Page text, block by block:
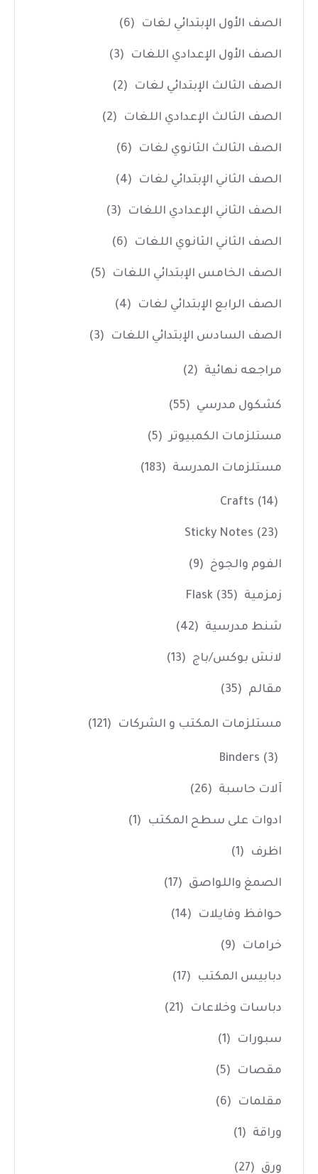
الصف الأول الإبتدائي لغات (6)
الصف الأول الإعدادي اللغات (3)
الصف الثالث الإبتدائي لغات (2)
الصف الثالث الإعدادي اللغات (2)
الصف الثالث الثانوي لغات (6)
الصف الثاني الإبتدائي لغات (4)
الصف الثاني الإعدادي اللغات (3)
الصف الثاني الثانوي اللغات (6)
الصف الخامس الإبتدائي اللغات (5)
الصف الرابع الإبتدائي لغات (4)
الصف السادس الإبتدائي اللغات (3)
مراجعه نهائية (2)
كشكول مدرسي (55)
مستلزمات الكمبيوتر (5)
مستلزمات المدرسة (183)
Crafts (14)
Sticky Notes (23)
الفوم والجوخ (9)
زمزمية Flask (35)
شنط مدرسية (42)
لانش بوكس/باج (13)
مقالم (35)
مستلزمات المكتب و الشركات (121)
Binders (3)
آلات حاسبة (26)
ادوات على سطح المكتب (1)
اظرف (1)
الصمغ واللواصق (17)
حوافظ وفايلات (14)
خرامات (9)
دبابيس المكتب (17)
دباسات وخلاعات (21)
سبورات (1)
مقصات (5)
مقلمات (6)
وراقة (1)
ورق (27)